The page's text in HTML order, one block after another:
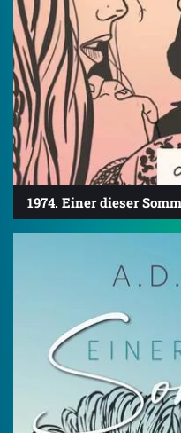
1974. Einer dieser